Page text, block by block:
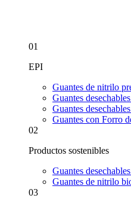
01
EPI
Guantes de nitrilo
Guantes
Guantes
Guantes con Forro
02
Productos sostenibles
Guantes
Guantes de nitrilo
03